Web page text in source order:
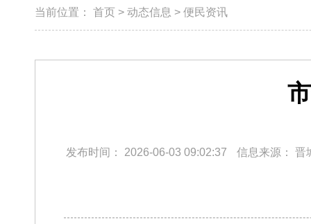
当前位置： 首页 > 动态信息 > 便民资讯
发布时间： 2026-06-03 09:02:37 信息来源： 晋